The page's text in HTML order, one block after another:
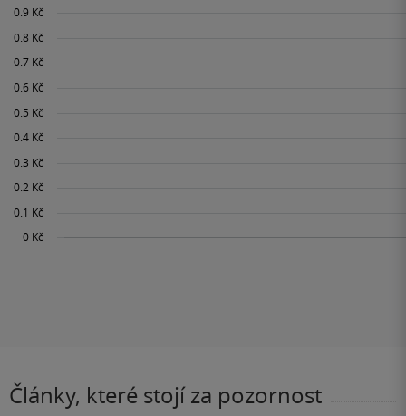
Články, které stojí za pozornost